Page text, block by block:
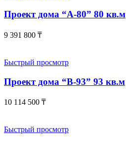
Проект дома “А-80” 80 кв.м
9 391 800 ₸
Быстрый просмотр
Проект дома “В-93” 93 кв.м
10 114 500 ₸
Быстрый просмотр